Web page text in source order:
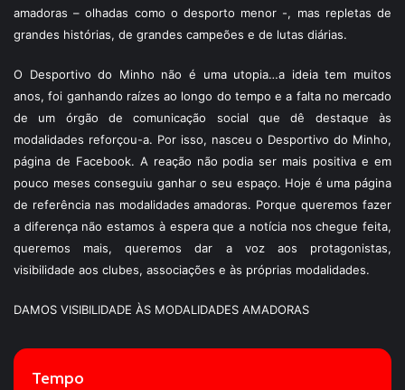
amadoras – olhadas como o desporto menor -, mas repletas de
grandes histórias, de grandes campeões e de lutas diárias.
O Desportivo do Minho não é uma utopia…a ideia tem muitos
anos, foi ganhando raízes ao longo do tempo e a falta no mercado
de um órgão de comunicação social que dê destaque às
modalidades reforçou-a. Por isso, nasceu o Desportivo do Minho,
página de Facebook. A reação não podia ser mais positiva e em
pouco meses conseguiu ganhar o seu espaço. Hoje é uma página
de referência nas modalidades amadoras. Porque queremos fazer
a diferença não estamos à espera que a notícia nos chegue feita,
queremos mais, queremos dar a voz aos protagonistas,
visibilidade aos clubes, associações e às próprias modalidades.
DAMOS VISIBILIDADE ÀS MODALIDADES AMADORAS
Tempo